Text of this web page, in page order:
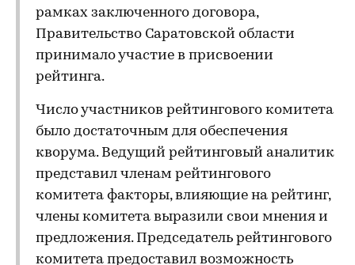
рамках заключенного договора,
Правительство Саратовской области
принимало участие в присвоении
рейтинга.
Число участников рейтингового комитета
было достаточным для обеспечения
кворума. Ведущий рейтинговый аналитик
представил членам рейтингового
комитета факторы, влияющие на рейтинг,
члены комитета выразили свои мнения и
предложения. Председатель рейтингового
комитета предоставил возможность